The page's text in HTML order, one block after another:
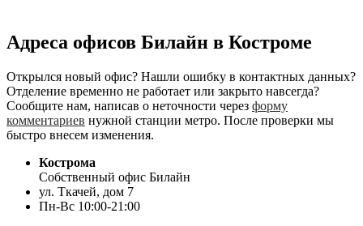
Адреса офисов Билайн в Костроме
Открылся новый офис? Нашли ошибку в контактных данных?
Отделение временно не работает или закрыто навсегда?
Сообщите нам, написав о неточности через форму
комментариев нужной станции метро. После проверки мы
быстро внесем изменения.
Кострома
Собственный офис Билайн
ул. Ткачей, дом 7
Пн-Вс 10:00-21:00